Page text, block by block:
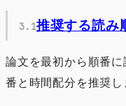
推奨する読み
論文を最初から順番
番と時間配分を推奨し